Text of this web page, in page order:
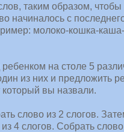
таким образом, чтобы
начиналось с
молоко-кошка-
на столе 5
из них и предложить
вы назвали.
слово из 2 слогов.
4 слогов. Собрать